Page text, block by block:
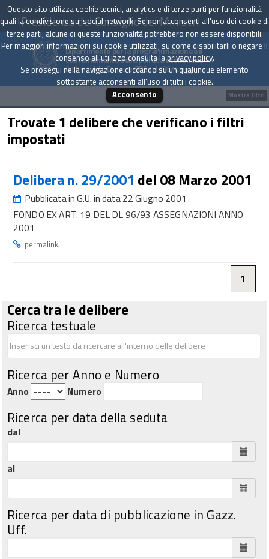
Presidenza del Consiglio dei Ministri
Dipartimento per la programmazione e il
coordinamento della politica economica
Archivio delle Delibere CIPE dal 1967 a oggi
Trovate 1 delibere che verificano i filtri
impostati
Delibera n. 29/2001 del 08 Marzo 2001
Pubblicata in G.U. in data 22 Giugno 2001
FONDO EX ART. 19 DEL DL 96/93 ASSEGNAZIONI ANNO
2001
permalink.
1
Cerca tra le delibere
Ricerca testuale
Ricerca per Anno e Numero
Anno Numero
Ricerca per data della seduta
dal
al
Ricerca per data di pubblicazione in Gazz.
Uff.
Mostra filtri
Questo sito utilizza cookie tecnici, analytics e di terze parti per funzionalità
quali la condivisione sui social network. Se non acconsenti all'uso dei cookie di
terze parti, alcune di queste funzionalità potrebbero non essere disponibili.
Per maggiori informazioni sui cookie utilizzati, su come disabilitarli o negare il
consenso all'utilizzo consulta laprivacy policy.
Se prosegui nella navigazione cliccando su un qualunque elemento
sottostante acconsenti all'uso di tutti i cookie.
Acconsento